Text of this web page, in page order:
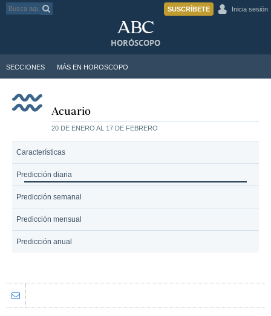
SUSCRÍBETE Inicia sesión
SECCIONES MÁS EN HOROSCOPO
HORÓSCOPO
Acuario
20 DE ENERO AL 17 DE FEBRERO
Características
Predicción diaria
Predicción semanal
Predicción mensual
Predicción anual